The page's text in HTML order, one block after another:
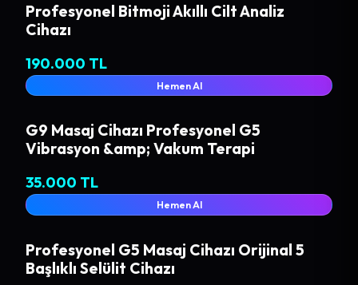
Profesyonel Bitmoji Akıllı Cilt Analiz
Cihazı
190.000 TL
Hemen Al
G9 Masaj Cihazı Profesyonel G5
Vibrasyon &amp; Vakum Terapi
35.000 TL
Hemen Al
Profesyonel G5 Masaj Cihazı Orijinal 5
Başlıklı Selülit Cihazı